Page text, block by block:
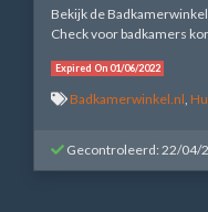
Bekijk de
Check voor badkamers
Expired On 01/06/2022
Badkamerwinkel.nl
Gecontroleerd: 22/04/